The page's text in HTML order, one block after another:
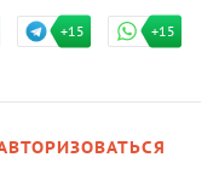
+15 +15